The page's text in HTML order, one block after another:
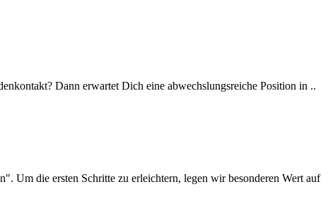
Dann erwartet Dich eine abwechslungsreiche Position in ..
Um die ersten Schritte zu erleichtern, legen wir besonderen Wert auf